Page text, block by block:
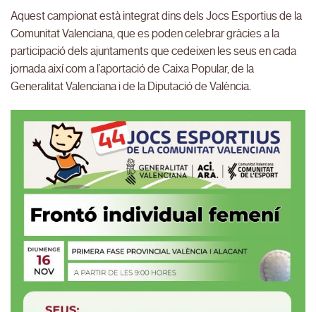
Aquest campionat està integrat dins dels Jocs Esportius de la
Comunitat Valenciana, que es poden celebrar gràcies a la
participació dels ajuntaments que cedeixen les seus en cada
jornada així com a l’aportació de Caixa Popular, de la
Generalitat Valenciana i de la Diputació de València.